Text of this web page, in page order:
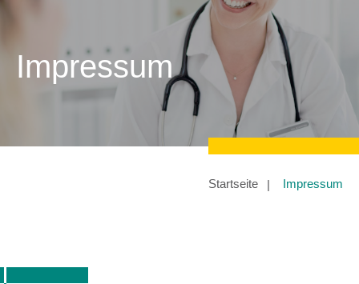
Impressum
Startseite Impressum